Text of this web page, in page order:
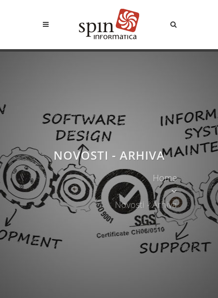
NOVOSTI - ARHIVA
Home
Novosti - Arhiva